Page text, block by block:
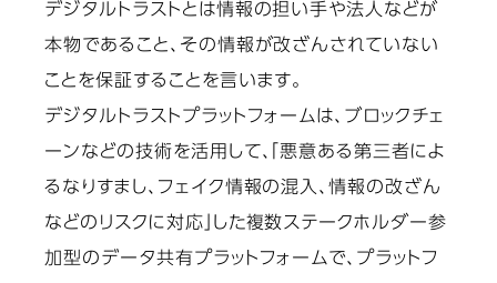
デジタルトラストとは情報の担い手や法人などが
本物であること、その情報が改ざんされていない
ことを保証することを言います。
デジタルトラストプラットフォームは、ブロックチェ
ーンなどの技術を活用して、「悪意ある第三者によ
るなりすまし、フェイク情報の混入、情報の改ざん
などのリスクに対応」した複数ステークホルダー参
加型のデータ共有プラットフォームで、プラットフ